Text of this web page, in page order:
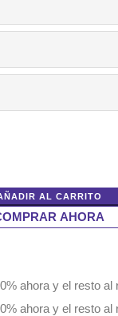
AL CARRITO
AHORA
ahora y el resto al
ahora y el resto al